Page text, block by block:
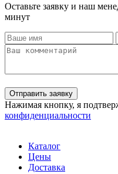
Оставьте заявку и наш
минут
Отправить заявку
Нажимая кнопку, я
конфиденциальности
Каталог
Цены
Доставка